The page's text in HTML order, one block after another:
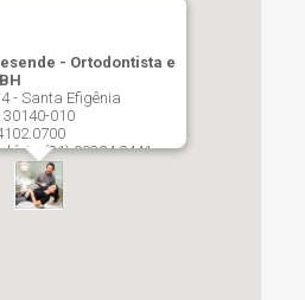
- Ortodontista e
- Santa Efigênia
30140-010
(31) 99324.2441